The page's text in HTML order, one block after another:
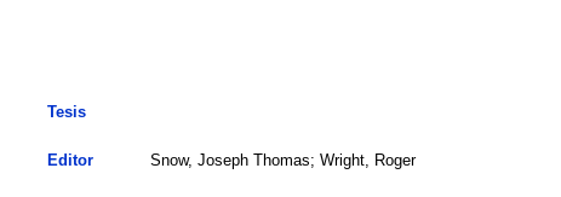
Tesis
Editor Snow, Joseph Thomas; Wright, Roger